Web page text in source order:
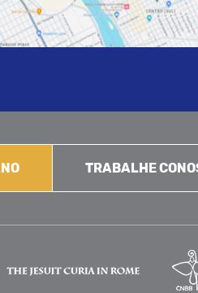
TRABALHE